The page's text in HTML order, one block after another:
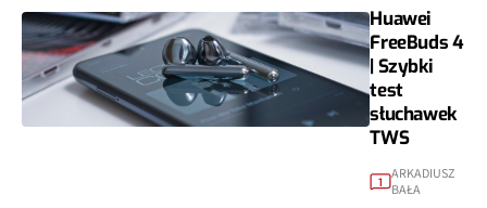
Huawei
FreeBuds 4
| Szybki
test
słuchawek
TWS
1
ARKADIUSZ
BAŁA